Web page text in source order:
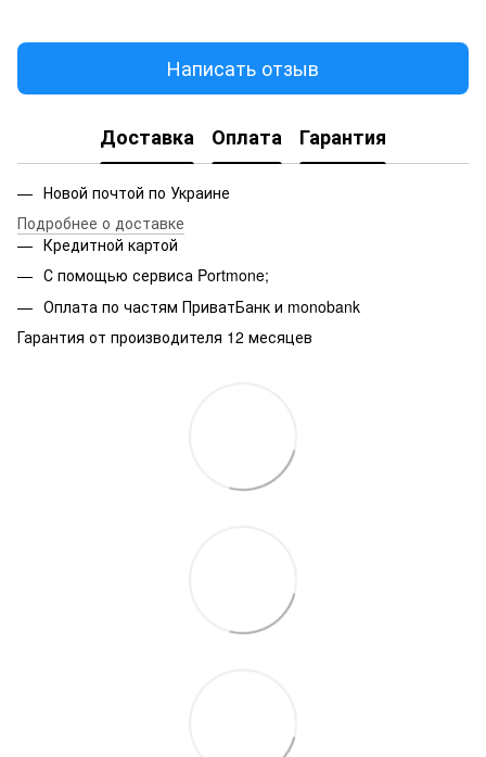
Написать отзыв
Доставка Оплата Гарантия
Новой почтой по Украине
Подробнее о доставке
Кредитной картой
С помощью сервиса Portmone;
Оплата по частям ПриватБанк и monobank
Гарантия от производителя 12 месяцев